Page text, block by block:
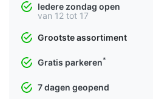
Iedere zondag open
van 12 tot 17
Grootste assortiment
Gratis parkeren*
7 dagen geopend